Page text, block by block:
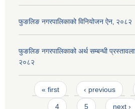
फुङलिङ नगरपालिकाको विनियोजन ऐन‚ २०८२
फुङलिङ नगरपालिकाको अर्थ सम्बन्धी
२०८२
Pages
« first ‹ previous
4 5 next ›